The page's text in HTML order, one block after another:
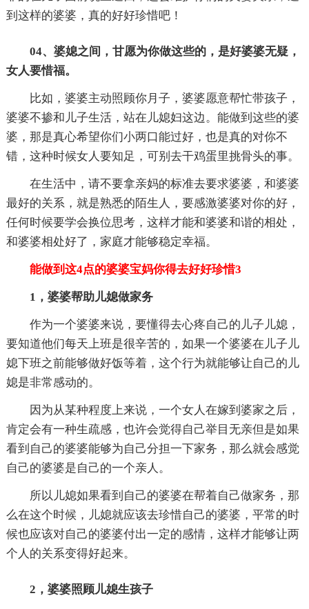
到这样的婆婆，真的好好珍惜吧！
04、 婆媳之间，甘愿为你做这些的，是好婆婆无疑，
女人要惜福。
比如，婆婆主动照顾你月子，婆婆愿意帮忙带孩子，
婆婆不掺和儿子生活，站在儿媳妇这边。能做到这些的婆
婆，那是真心希望你们小两口能过好，也是真的对你不
错，这种时候女人要知足，可别去干鸡蛋里挑骨头的事。
在生活中，请不要拿亲妈的标准去要求婆婆，和婆婆
最好的关系，就是熟悉的陌生人，要感激婆婆对你的好，
任何时候要学会换位思考，这样才能和婆婆和谐的相处，
和婆婆相处好了，家庭才能够稳定幸福。
能做到这4点的婆婆宝妈你得去好好珍惜3
1，婆婆帮助儿媳做家务
作为一个婆婆来说，要懂得去心疼自己的儿子儿媳，
要知道他们每天上班是很辛苦的，如果一个婆婆在儿子儿
媳下班之前能够做好饭等着，这个行为就能够让自己的儿
媳是非常感动的。
因为从某种程度上来说，一个女人在嫁到婆家之后，
肯定会有一种生疏感，也许会觉得自己举目无亲但是如果
看到自己的婆婆能够为自己分担一下家务，那么就会感觉
自己的婆婆是自己的一个亲人。
所以儿媳如果看到自己的婆婆在帮着自己做家务，那
么在这个时候，儿媳就应该去珍惜自己的婆婆，平常的时
候也应该对自己的婆婆付出一定的感情，这样才能够让两
个人的关系变得好起来。
2，婆婆照顾儿媳生孩子